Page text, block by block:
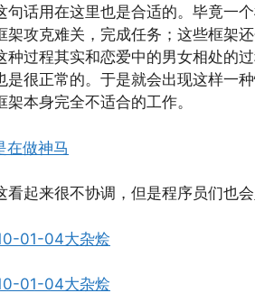
句话用在这里也是合适的。毕竟一
架攻克难关，完成任务；这些框架
种过程其实和恋爱中的男女相处的
是很正常的。于是就会出现这样一
架本身完全不适合的工作。
看起来很不协调，但是程序员们也会